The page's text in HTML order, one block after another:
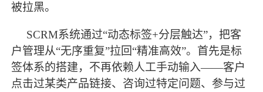
被拉黑。
SCRM系统通过“动态标签+分层触达”，把客
户管理从“无序重复”拉回“精准高效”。首先是标
签体系的搭建，不再依赖人工手动输入——客户
点击过某类产品链接、咨询过特定问题、参与过